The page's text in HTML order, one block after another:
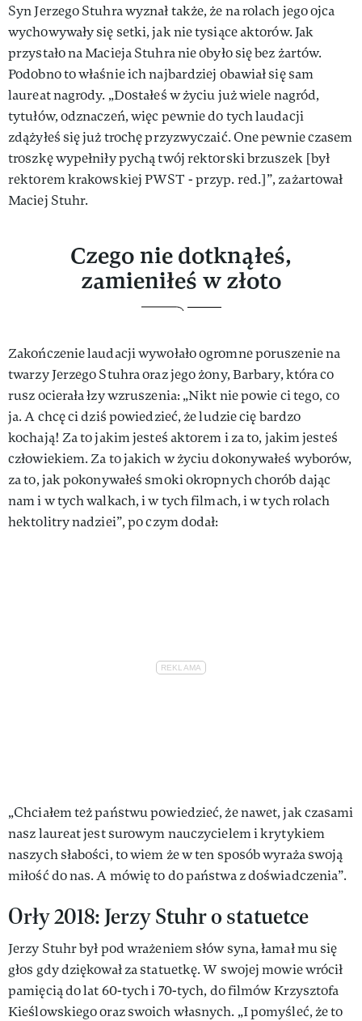
Syn Jerzego Stuhra wyznał także, że na rolach jego ojca
wychowywały się setki, jak nie tysiące aktorów. Jak
przystało na Macieja Stuhra nie obyło się bez żartów.
Podobno to właśnie ich najbardziej obawiał się sam
laureat nagrody. „Dostałeś w życiu już wiele nagród,
tytułów, odznaczeń, więc pewnie do tych laudacji
zdążyłeś się już trochę przyzwyczaić. One pewnie czasem
troszkę wypełniły pychą twój rektorski brzuszek [był
rektorem krakowskiej PWST - przyp. red.]”, zażartował
Maciej Stuhr.
Czego nie dotknąłeś,
zamieniłeś w złoto
Zakończenie laudacji wywołało ogromne poruszenie na
twarzy Jerzego Stuhra oraz jego żony, Barbary, która co
rusz ocierała łzy wzruszenia: „Nikt nie powie ci tego, co
ja. A chcę ci dziś powiedzieć, że ludzie cię bardzo
kochają! Za to jakim jesteś aktorem i za to, jakim jesteś
człowiekiem. Za to jakich w życiu dokonywałeś wyborów,
za to, jak pokonywałeś smoki okropnych chorób dając
nam i w tych walkach, i w tych filmach, i w tych rolach
hektolitry nadziei”, po czym dodał:
„Chciałem też państwu powiedzieć, że nawet, jak czasami
nasz laureat jest surowym nauczycielem i krytykiem
naszych słabości, to wiem że w ten sposób wyraża swoją
miłość do nas. A mówię to do państwa z doświadczenia”.
Orły 2018: Jerzy Stuhr o statuetce
Jerzy Stuhr był pod wrażeniem słów syna, łamał mu się
głos gdy dziękował za statuetkę. W swojej mowie wrócił
pamięcią do lat 60-tych i 70-tych, do filmów Krzysztofa
Kieślowskiego oraz swoich własnych. „I pomyśleć, że to